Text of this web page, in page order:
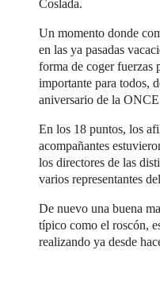
Coslada.
Un momento donde
en las ya pasadas
forma de coger fuerzas
importante para todos,
aniversario de la
En los 18 puntos, los
acompañantes
los directores de las
varios representantes
De nuevo una buena
típico como el roscón,
realizando ya desde